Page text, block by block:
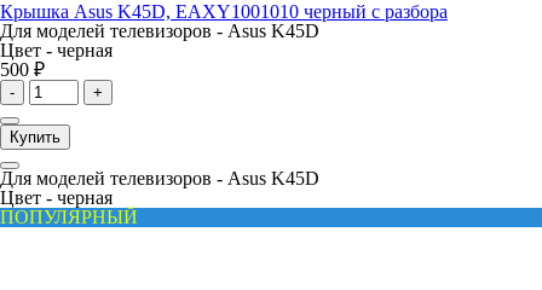
Крышка Asus K45D, EAXY1001010 черный с разбора
Для моделей телевизоров - Asus K45D
Цвет - черная
500 ₽
- +
Купить
Для моделей телевизоров - Asus K45D
Цвет - черная
ПОПУЛЯРНЫЙ